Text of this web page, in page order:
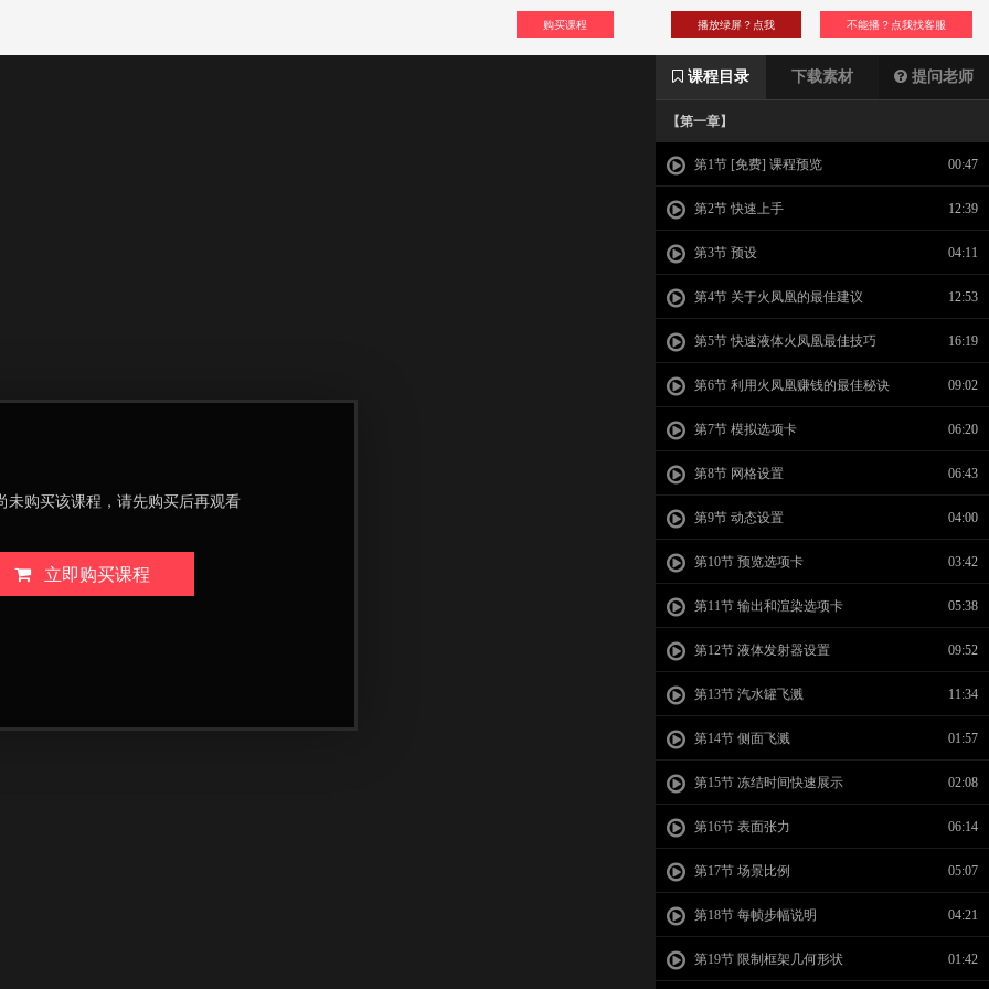
购买课程 不能播？点我找客服
播放绿屏？点我
课程目录 下载素材 提问老师
【第一章】
第1节 [免费] 课程预览 00:47
第2节 快速上手 12:39
第3节 预设 04:11
第4节 关于火凤凰的最佳建议 12:53
第5节 快速液体火凤凰最佳技巧 16:19
第6节 利用火凤凰赚钱的最佳秘诀 09:02
第7节 模拟选项卡 06:20
第8节 网格设置 06:43
第9节 动态设置 04:00
第10节 预览选项卡 03:42
第11节 输出和渲染选项卡 05:38
第12节 液体发射器设置 09:52
第13节 汽水罐飞溅 11:34
第14节 侧面飞溅 01:57
第15节 冻结时间快速展示 02:08
第16节 表面张力 06:14
第17节 场景比例 05:07
第18节 每帧步幅说明 04:21
第19节 限制框架几何形状 01:42
未购买该课程，请先购买后再观看
立即购买课程